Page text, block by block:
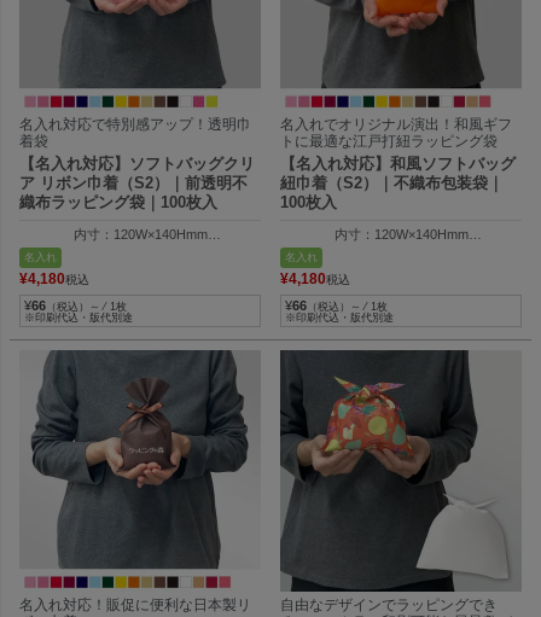
名入れ対応で特別感アップ！透明巾
着袋
【名入れ対応】ソフトバッグクリ
ア リボン巾着（S2）｜前透明不
織布ラッピング袋｜100枚入
内寸：120W×140Hmm
名入れ
¥4,180税込
¥66 （税込）～ ⁄ 1枚
※印刷代込・版代別途
名入れでオリジナル演出！和風ギフ
トに最適な江戸打紐ラッピング袋
【名入れ対応】和風ソフトバッグ
紐巾着（S2）｜不織布包装袋｜
100枚入
内寸：120W×140Hmm
名入れ
¥4,180税込
¥66 （税込）～ ⁄ 1枚
※印刷代込・版代別途
名入れ対応！販促に便利な日本製リ
自由なデザインでラッピングでき